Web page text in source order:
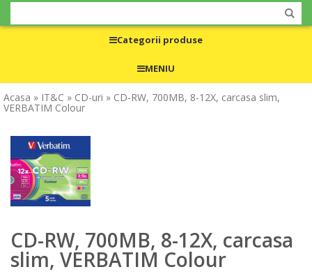
Categorii produse
MENIU
Acasa » IT&C » CD-uri » CD-RW, 700MB, 8-12X, carcasa slim,
VERBATIM Colour
CD-RW, 700MB, 8-12X, carcasa
slim, VERBATIM Colour